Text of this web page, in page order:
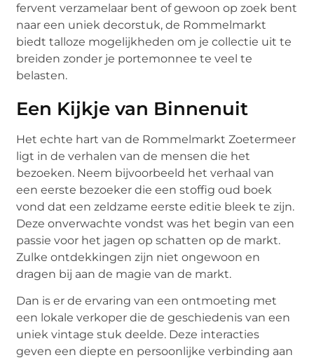
fervent verzamelaar bent of gewoon op zoek bent
naar een uniek decorstuk, de Rommelmarkt
biedt talloze mogelijkheden om je collectie uit te
breiden zonder je portemonnee te veel te
belasten.
Een Kijkje van Binnenuit
Het echte hart van de Rommelmarkt Zoetermeer
ligt in de verhalen van de mensen die het
bezoeken. Neem bijvoorbeeld het verhaal van
een eerste bezoeker die een stoffig oud boek
vond dat een zeldzame eerste editie bleek te zijn.
Deze onverwachte vondst was het begin van een
passie voor het jagen op schatten op de markt.
Zulke ontdekkingen zijn niet ongewoon en
dragen bij aan de magie van de markt.
Dan is er de ervaring van een ontmoeting met
een lokale verkoper die de geschiedenis van een
uniek vintage stuk deelde. Deze interacties
geven een diepte en persoonlijke verbinding aan